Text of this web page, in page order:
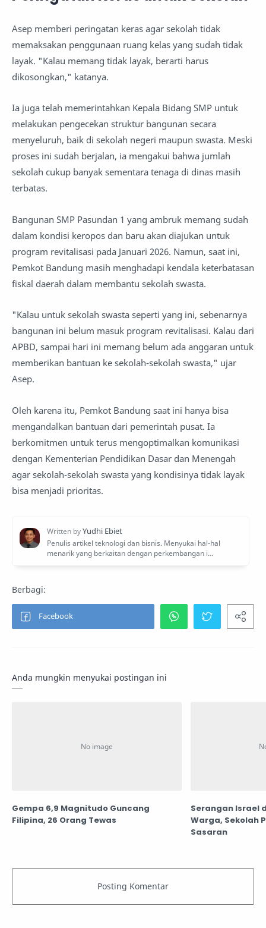
Asep memberi peringatan keras agar sekolah tidak
memaksakan penggunaan ruang kelas yang sudah tidak
layak. "Kalau memang tidak layak, berarti harus
dikosongkan," katanya.
Ia juga telah memerintahkan Kepala Bidang SMP untuk
melakukan pengecekan struktur bangunan secara
menyeluruh, baik di sekolah negeri maupun swasta. Meski
proses ini sudah berjalan, ia mengakui bahwa jumlah
sekolah cukup banyak sementara tenaga di dinas masih
terbatas.
Bangunan SMP Pasundan 1 yang ambruk memang sudah
dalam kondisi keropos dan baru akan diajukan untuk
program revitalisasi pada Januari 2026. Namun, saat ini,
Pemkot Bandung masih menghadapi kendala keterbatasan
fiskal daerah dalam membantu sekolah swasta.
"Kalau untuk sekolah swasta seperti yang ini, sebenarnya
bangunan ini belum masuk program revitalisasi. Kalau dari
APBD, sampai hari ini memang belum ada anggaran untuk
memberikan bantuan ke sekolah-sekolah swasta," ujar
Asep.
Oleh karena itu, Pemkot Bandung saat ini hanya bisa
mengandalkan bantuan dari pemerintah pusat. Ia
berkomitmen untuk terus mengoptimalkan komunikasi
dengan Kementerian Pendidikan Dasar dan Menengah
agar sekolah-sekolah swasta yang kondisinya tidak layak
bisa menjadi prioritas.
Anda mungkin menyukai postingan ini
Gempa 6,9 Magnitudo Guncang
Filipina, 26 Orang Tewas
Serangan Israel
Warga, Sekolah
Sasaran